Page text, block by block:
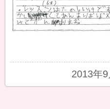
2013年